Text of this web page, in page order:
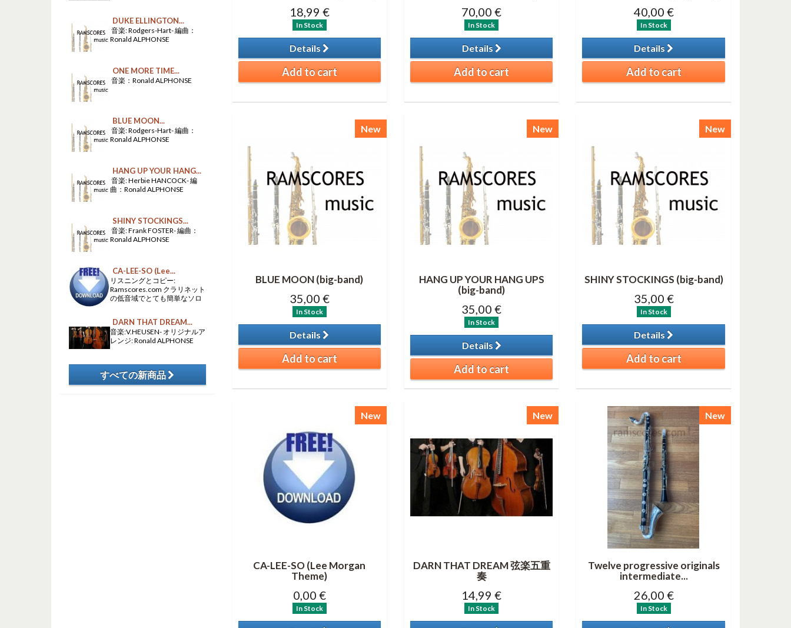
18,99 €
In Stock
Details
Add to cart
70,00 €
In Stock
Details
Add to cart
40,00 €
In Stock
Details
Add to cart
New
BLUE MOON (big-band)
35,00 €
In Stock
Details
Add to cart
New
HANG UP YOUR HANG UPS
(big-band)
35,00 €
In Stock
Details
Add to cart
New
SHINY STOCKINGS (big-band)
35,00 €
In Stock
Details
Add to cart
New
CA-LEE-SO (Lee Morgan
Theme)
0,00 €
In Stock
New
DARN THAT DREAM 弦楽五重
奏
14,99 €
In Stock
New
Twelve progressive originals
intermediate...
26,00 €
In Stock
DUKE ELLINGTON...
音楽: Rodgers-Hart- 編曲：
Ronald ALPHONSE
ONE MORE TIME...
音楽：Ronald ALPHONSE
BLUE MOON...
音楽: Rodgers-Hart- 編曲：
Ronald ALPHONSE
HANG UP YOUR HANG...
音楽: Herbie HANCOCK- 編
曲：Ronald ALPHONSE
SHINY STOCKINGS...
音楽: Frank FOSTER- 編曲：
Ronald ALPHONSE
CA-LEE-SO (Lee...
リスニングとコピー:
Ramscores.com クラリネット
の低音域でとても簡単なソロ
DARN THAT DREAM...
音楽:V.HEUSEN- オリジナルア
レンジ: Ronald ALPHONSE
すべての新商品